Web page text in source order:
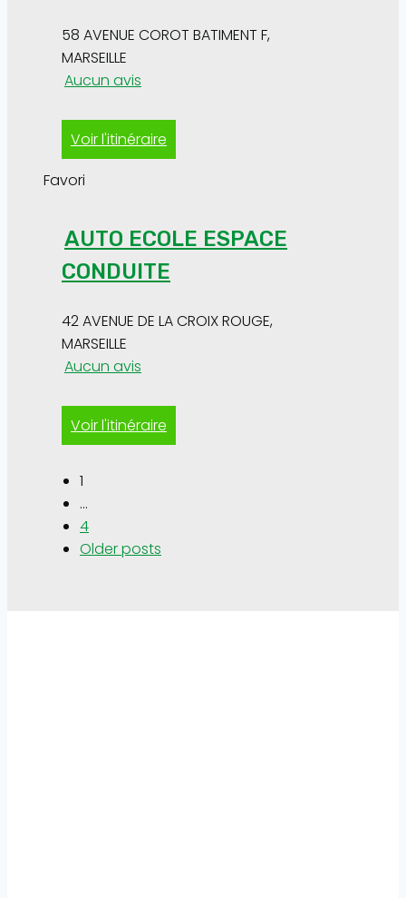
58 AVENUE COROT BATIMENT F,
MARSEILLE
Aucun avis
Voir l'itinéraire
Favori
AUTO ECOLE ESPACE
CONDUITE
42 AVENUE DE LA CROIX ROUGE,
MARSEILLE
Aucun avis
Voir l'itinéraire
Posts
navigation
1
…
4
Older posts